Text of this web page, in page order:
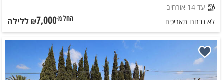
עד 14 אורחים
לא נבחרו תאריכים
החל מ-₪7,000 ללילה